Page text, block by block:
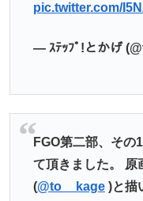
pic.twitter.com/
— ｽﾃｯﾌﾟ!とかげ
FGO第二部、その
て頂きました。 原
(@to__kage)と描